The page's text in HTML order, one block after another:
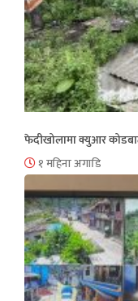
फेदीखोलामा क्युआर
१ महिना अगाडि